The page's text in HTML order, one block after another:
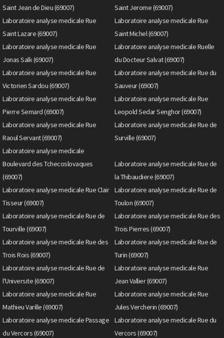
Saint Jean de Dieu (69007)
Saint Jerome (69007)
Laboratoire analyse medicale Rue
Saint Lazare (69007)
Laboratoire analyse medicale Rue
Saint Michel (69007)
Laboratoire analyse medicale Rue
Jonas Salk (69007)
Laboratoire analyse medicale Ruelle
du Docteur Salvat (69007)
Laboratoire analyse medicale Rue
Victorien Sardou (69007)
Laboratoire analyse medicale Rue du
Sauveur (69007)
Laboratoire analyse medicale Rue
Pierre Semard (69007)
Laboratoire analyse medicale Rue
Leopold Sedar Senghor (69007)
Laboratoire analyse medicale Rue
Raoul Servant (69007)
Laboratoire analyse medicale Rue de
Surville (69007)
Laboratoire analyse medicale
Boulevard des Tchecoslovaques
(69007)
Laboratoire analyse medicale Rue de
la Thibaudiere (69007)
Laboratoire analyse medicale Rue Clair
Tisseur (69007)
Laboratoire analyse medicale Rue de
Toulon (69007)
Laboratoire analyse medicale Rue de
Tourville (69007)
Laboratoire analyse medicale Rue des
Trois Pierres (69007)
Laboratoire analyse medicale Rue des
Trois Rois (69007)
Laboratoire analyse medicale Rue de
Turin (69007)
Laboratoire analyse medicale Rue de
l'Universite (69007)
Laboratoire analyse medicale Rue
Jean Vallier (69007)
Laboratoire analyse medicale Rue
Mathieu Varille (69007)
Laboratoire analyse medicale Rue
Jules Vercherin (69007)
Laboratoire analyse medicale Passage
du Vercors (69007)
Laboratoire analyse medicale Rue du
Vercors (69007)